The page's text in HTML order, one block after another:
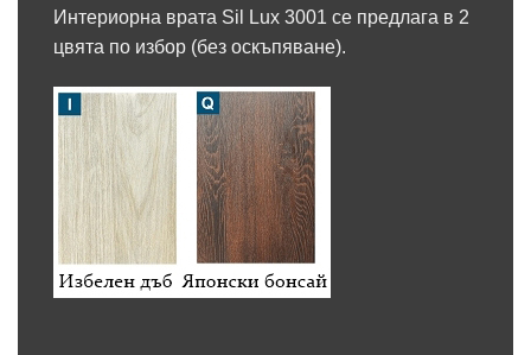
Интериорна врата Sil Lux 3001 се предлага в 2
цвята по избор (без оскъпяване).